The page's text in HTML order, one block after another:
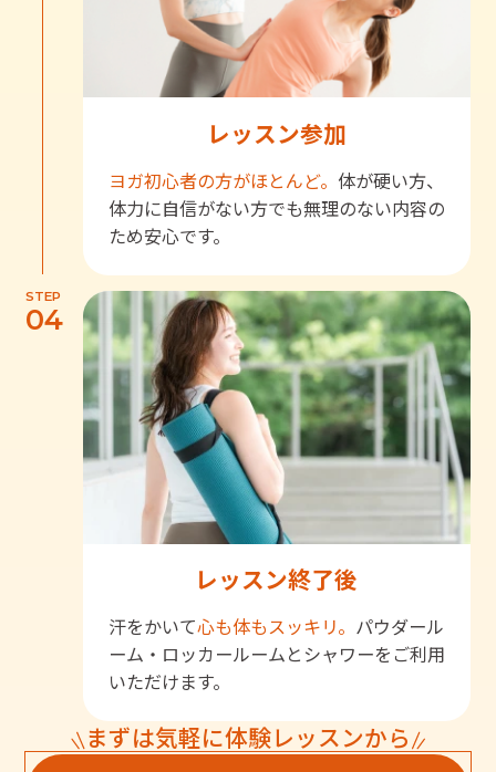
レッスン参加
ヨガ初心者の方がほとんど。 体が硬い方、
体力に自信がない方でも無理のない内容の
ため安心です。
STEP
04
レッスン終了後
汗をかいて心も体もスッキリ。 パウダール
ーム・ロッカールームとシャワーをご利用
いただけます。
まずは気軽に体験レッスンから